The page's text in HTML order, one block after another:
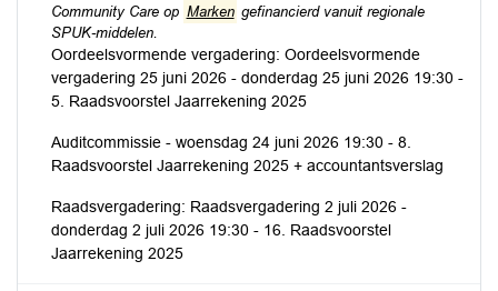
Community Care op Marken gefinancierd vanuit regionale
SPUK-middelen.
Oordeelsvormende vergadering: Oordeelsvormende
vergadering 25 juni 2026 - donderdag 25 juni 2026 19:30 -
5. Raadsvoorstel Jaarrekening 2025
Auditcommissie - woensdag 24 juni 2026 19:30 - 8.
Raadsvoorstel Jaarrekening 2025 + accountantsverslag
Raadsvergadering: Raadsvergadering 2 juli 2026 -
donderdag 2 juli 2026 19:30 - 16. Raadsvoorstel
Jaarrekening 2025